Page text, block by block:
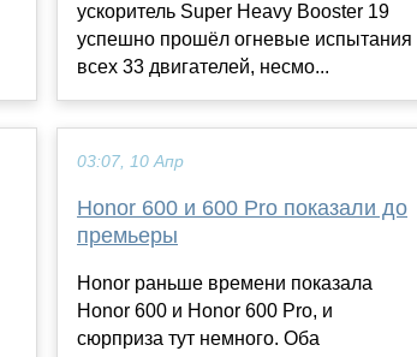
ускоритель Super Heavy Booster 19
успешно прошёл огневые испытания
всех 33 двигателей, несмо...
03:07, 10 Апр
Honor 600 и 600 Pro показали до
премьеры
Honor раньше времени показала
Honor 600 и Honor 600 Pro, и
сюрприза тут немного. Оба